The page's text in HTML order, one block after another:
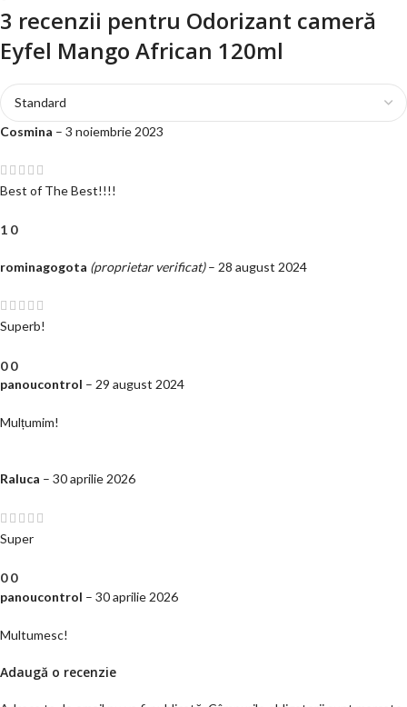
3 recenzii pentru Odorizant cameră
Eyfel Mango African 120ml
Cosmina – 3 noiembrie 2023
Best of The Best!!!!
1 0
rominagogota (proprietar verificat) – 28 august 2024
Superb!
0 0
panoucontrol – 29 august 2024
Mulțumim!
Raluca – 30 aprilie 2026
Super
0 0
panoucontrol – 30 aprilie 2026
Multumesc!
Adaugă o recenzie